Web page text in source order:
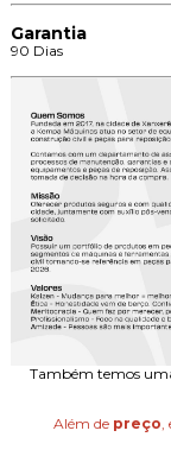
Garantia
90 Dias
Também temos
Além de preço